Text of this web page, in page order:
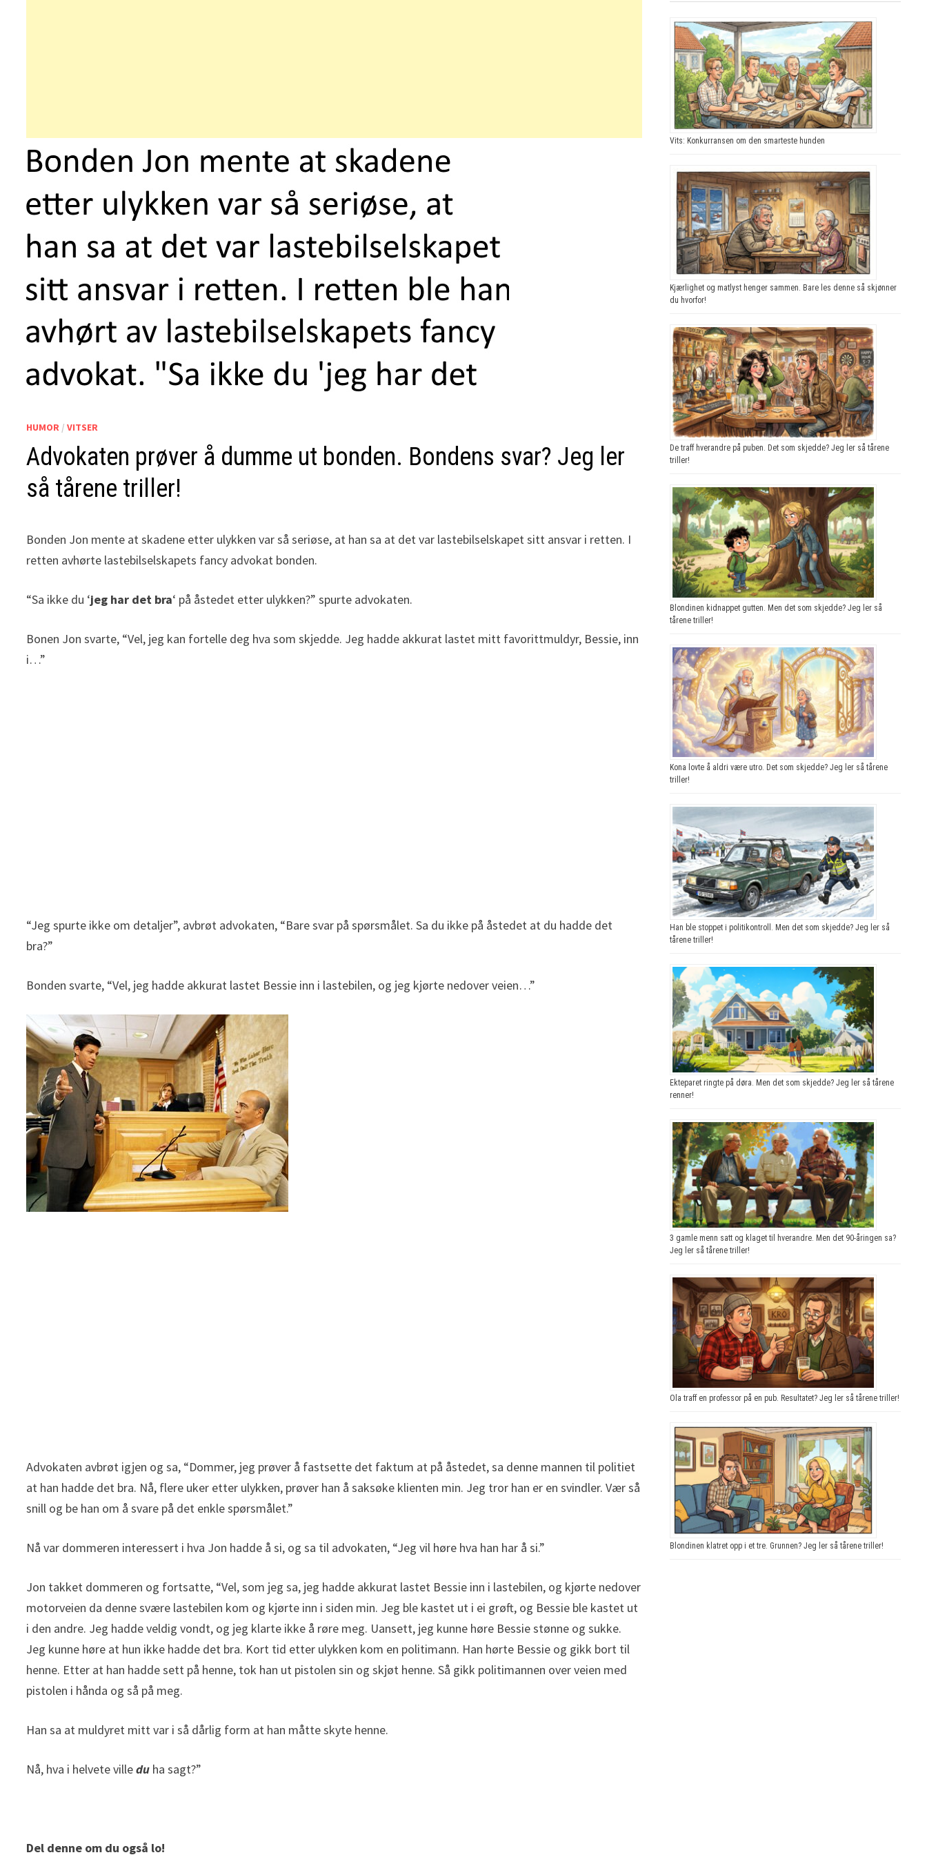
HUMOR /VITSER
Advokaten prøver å dumme ut bonden. Bondens svar? Jeg ler
så tårene triller!
Bonden Jon mente at skadene etter ulykken var så seriøse, at han sa at det var lastebilselskapet sitt ansvar i retten. I
retten avhørte lastebilselskapets fancy advokat bonden.
“Sa ikke du ‘jeg har det bra‘ på åstedet etter ulykken?” spurte advokaten.
Bonen Jon svarte, “Vel, jeg kan fortelle deg hva som skjedde. Jeg hadde akkurat lastet mitt favorittmuldyr, Bessie, inn
i…”
“Jeg spurte ikke om detaljer”, avbrøt advokaten, “Bare svar på spørsmålet. Sa du ikke på åstedet at du hadde det
bra?”
Bonden svarte, “Vel, jeg hadde akkurat lastet Bessie inn i lastebilen, og jeg kjørte nedover veien…”
Advokaten avbrøt igjen og sa, “Dommer, jeg prøver å fastsette det faktum at på åstedet, sa denne mannen til politiet
at han hadde det bra. Nå, flere uker etter ulykken, prøver han å saksøke klienten min. Jeg tror han er en svindler. Vær så
snill og be han om å svare på det enkle spørsmålet.”
Nå var dommeren interessert i hva Jon hadde å si, og sa til advokaten, “Jeg vil høre hva han har å si.”
Jon takket dommeren og fortsatte, “Vel, som jeg sa, jeg hadde akkurat lastet Bessie inn i lastebilen, og kjørte nedover
motorveien da denne svære lastebilen kom og kjørte inn i siden min. Jeg ble kastet ut i ei grøft, og Bessie ble kastet ut
i den andre. Jeg hadde veldig vondt, og jeg klarte ikke å røre meg. Uansett, jeg kunne høre Bessie stønne og sukke.
Jeg kunne høre at hun ikke hadde det bra. Kort tid etter ulykken kom en politimann. Han hørte Bessie og gikk bort til
henne. Etter at han hadde sett på henne, tok han ut pistolen sin og skjøt henne. Så gikk politimannen over veien med
pistolen i hånda og så på meg.
Han sa at muldyret mitt var i så dårlig form at han måtte skyte henne.
Nå, hva i helvete villedu ha sagt?”
Del denne om du også lo!
Vits: Konkurransen om den smarteste hunden
Kjærlighet og matlyst henger sammen. Bare les denne så skjønner
du hvorfor!
De traff hverandre på puben. Det som skjedde? Jeg ler så tårene
triller!
Blondinen kidnappet gutten. Men det som skjedde? Jeg ler så
tårene triller!
Kona lovte å aldri være utro. Det som skjedde? Jeg ler så tårene
triller!
Han ble stoppet i politikontroll. Men det som skjedde? Jeg ler så
tårene triller!
Ekteparet ringte på døra. Men det som skjedde? Jeg ler så tårene
renner!
3 gamle menn satt og klaget til hverandre. Men det 90-åringen sa?
Jeg ler så tårene triller!
Ola traff en professor på en pub. Resultatet? Jeg ler så tårene triller!
Blondinen klatret opp i et tre. Grunnen? Jeg ler så tårene triller!